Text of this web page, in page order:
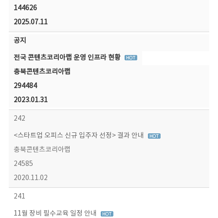
144626
2025.07.11
공지
전국 콘텐츠코리아랩 운영 인프라 현황
충북콘텐츠코리아랩
294484
2023.01.31
242
<스타트업 오피스 신규 입주자 선정> 결과 안내
충북콘텐츠코리아랩
24585
2020.11.02
241
11월 장비 필수교육 일정 안내